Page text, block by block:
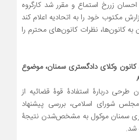
زررخ استماع و مقرر شد کارگروه
مکتوب خود را به اتحادیه اعلام کند
به کانون‌ها، نظرات کانون‌های محترم را
کانون وکلای دادگستری سمنان، موضوع
طرحی دربارۀ استفادۀ قوۀ قضائیه از
شورای اسلامی، بررسی پیشنهاد
سمنان موکول به مشخص‌شدن نتیجۀ
شد.